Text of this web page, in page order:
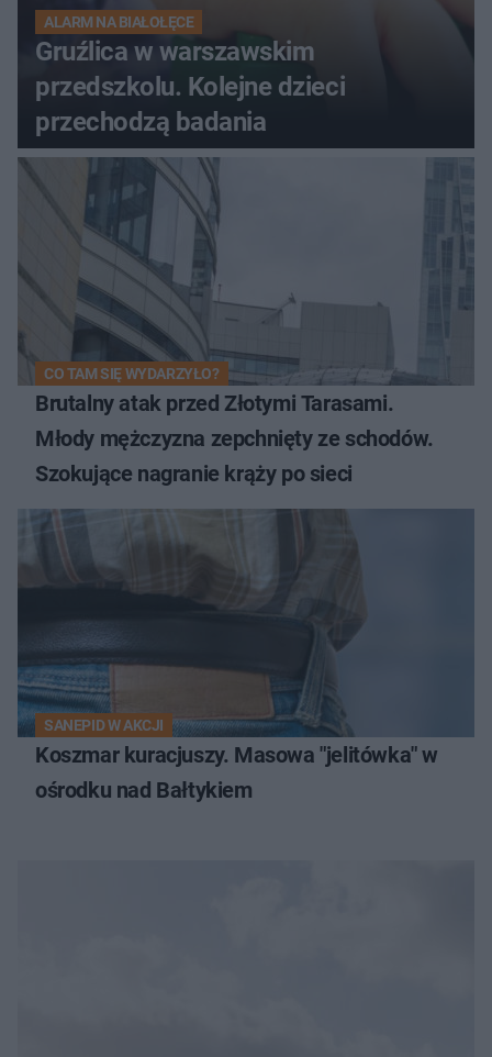
ALARM NA BIAŁOŁĘCE
Gruźlica w warszawskim
przedszkolu. Kolejne dzieci
przechodzą badania
CO TAM SIĘ WYDARZYŁO?
Brutalny atak przed Złotymi Tarasami.
Młody mężczyzna zepchnięty ze schodów.
Szokujące nagranie krąży po sieci
SANEPID W AKCJI
Koszmar kuracjuszy. Masowa "jelitówka" w
ośrodku nad Bałtykiem